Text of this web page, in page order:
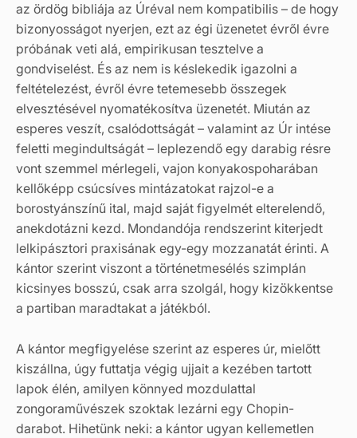
az ördög bibliája az Úréval nem kompatibilis – de hogy
bizonyosságot nyerjen, ezt az égi üzenetet évről évre
próbának veti alá, empirikusan tesztelve a
gondviselést. És az nem is késlekedik igazolni a
feltételezést, évről évre tetemesebb összegek
elvesztésével nyomatékosítva üzenetét. Miután az
esperes veszít, csalódottságát – valamint az Úr intése
feletti megindultságát – leplezendő egy darabig résre
vont szemmel mérlegeli, vajon konyakospoharában
kellőképp csúcsíves mintázatokat rajzol-e a
borostyánszínű ital, majd saját figyelmét elterelendő,
anekdotázni kezd. Mondandója rendszerint kiterjedt
lelkipásztori praxisának egy-egy mozzanatát érinti. A
kántor szerint viszont a történetmesélés szimplán
kicsinyes bosszú, csak arra szolgál, hogy kizökkentse
a partiban maradtakat a játékból.
A kántor megfigyelése szerint az esperes úr, mielőtt
kiszállna, úgy futtatja végig ujjait a kezében tartott
lapok élén, amilyen könnyed mozdulattal
zongoraművészek szoktak lezárni egy Chopin-
darabot. Hihetünk neki: a kántor ugyan kellemetlen